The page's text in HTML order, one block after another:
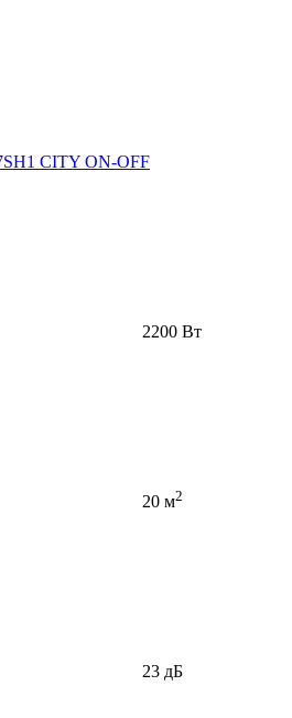
CITY ON-OFF
2200 Вт
20 м2
23 дБ